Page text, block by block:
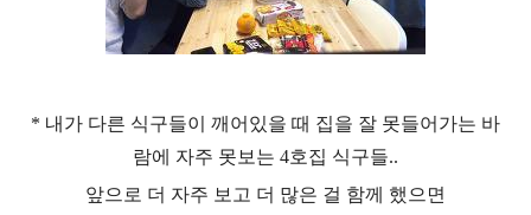
* 내가 다른 식구들이 깨어있을 때 집을 잘 못들어가는 바
람에 자주 못보는 4호집 식구들..
앞으로 더 자주 보고 더 많은 걸 함께 했으면